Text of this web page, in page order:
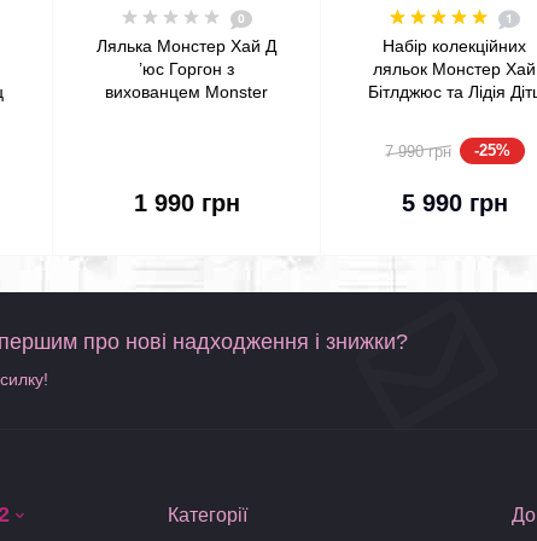
0
Лялька Монстер Хай Д
’юс Горгон з
вихованцем Monster
1 990 грн
1
Набір колекційних
ляльок Монстер Хай
Бітлджюс та Лідія
Beetlejuice & Lydia
Mattel (HYV96)
7 990 грн -25%
5 990 грн
про нові надходження і знижки?
Категорії